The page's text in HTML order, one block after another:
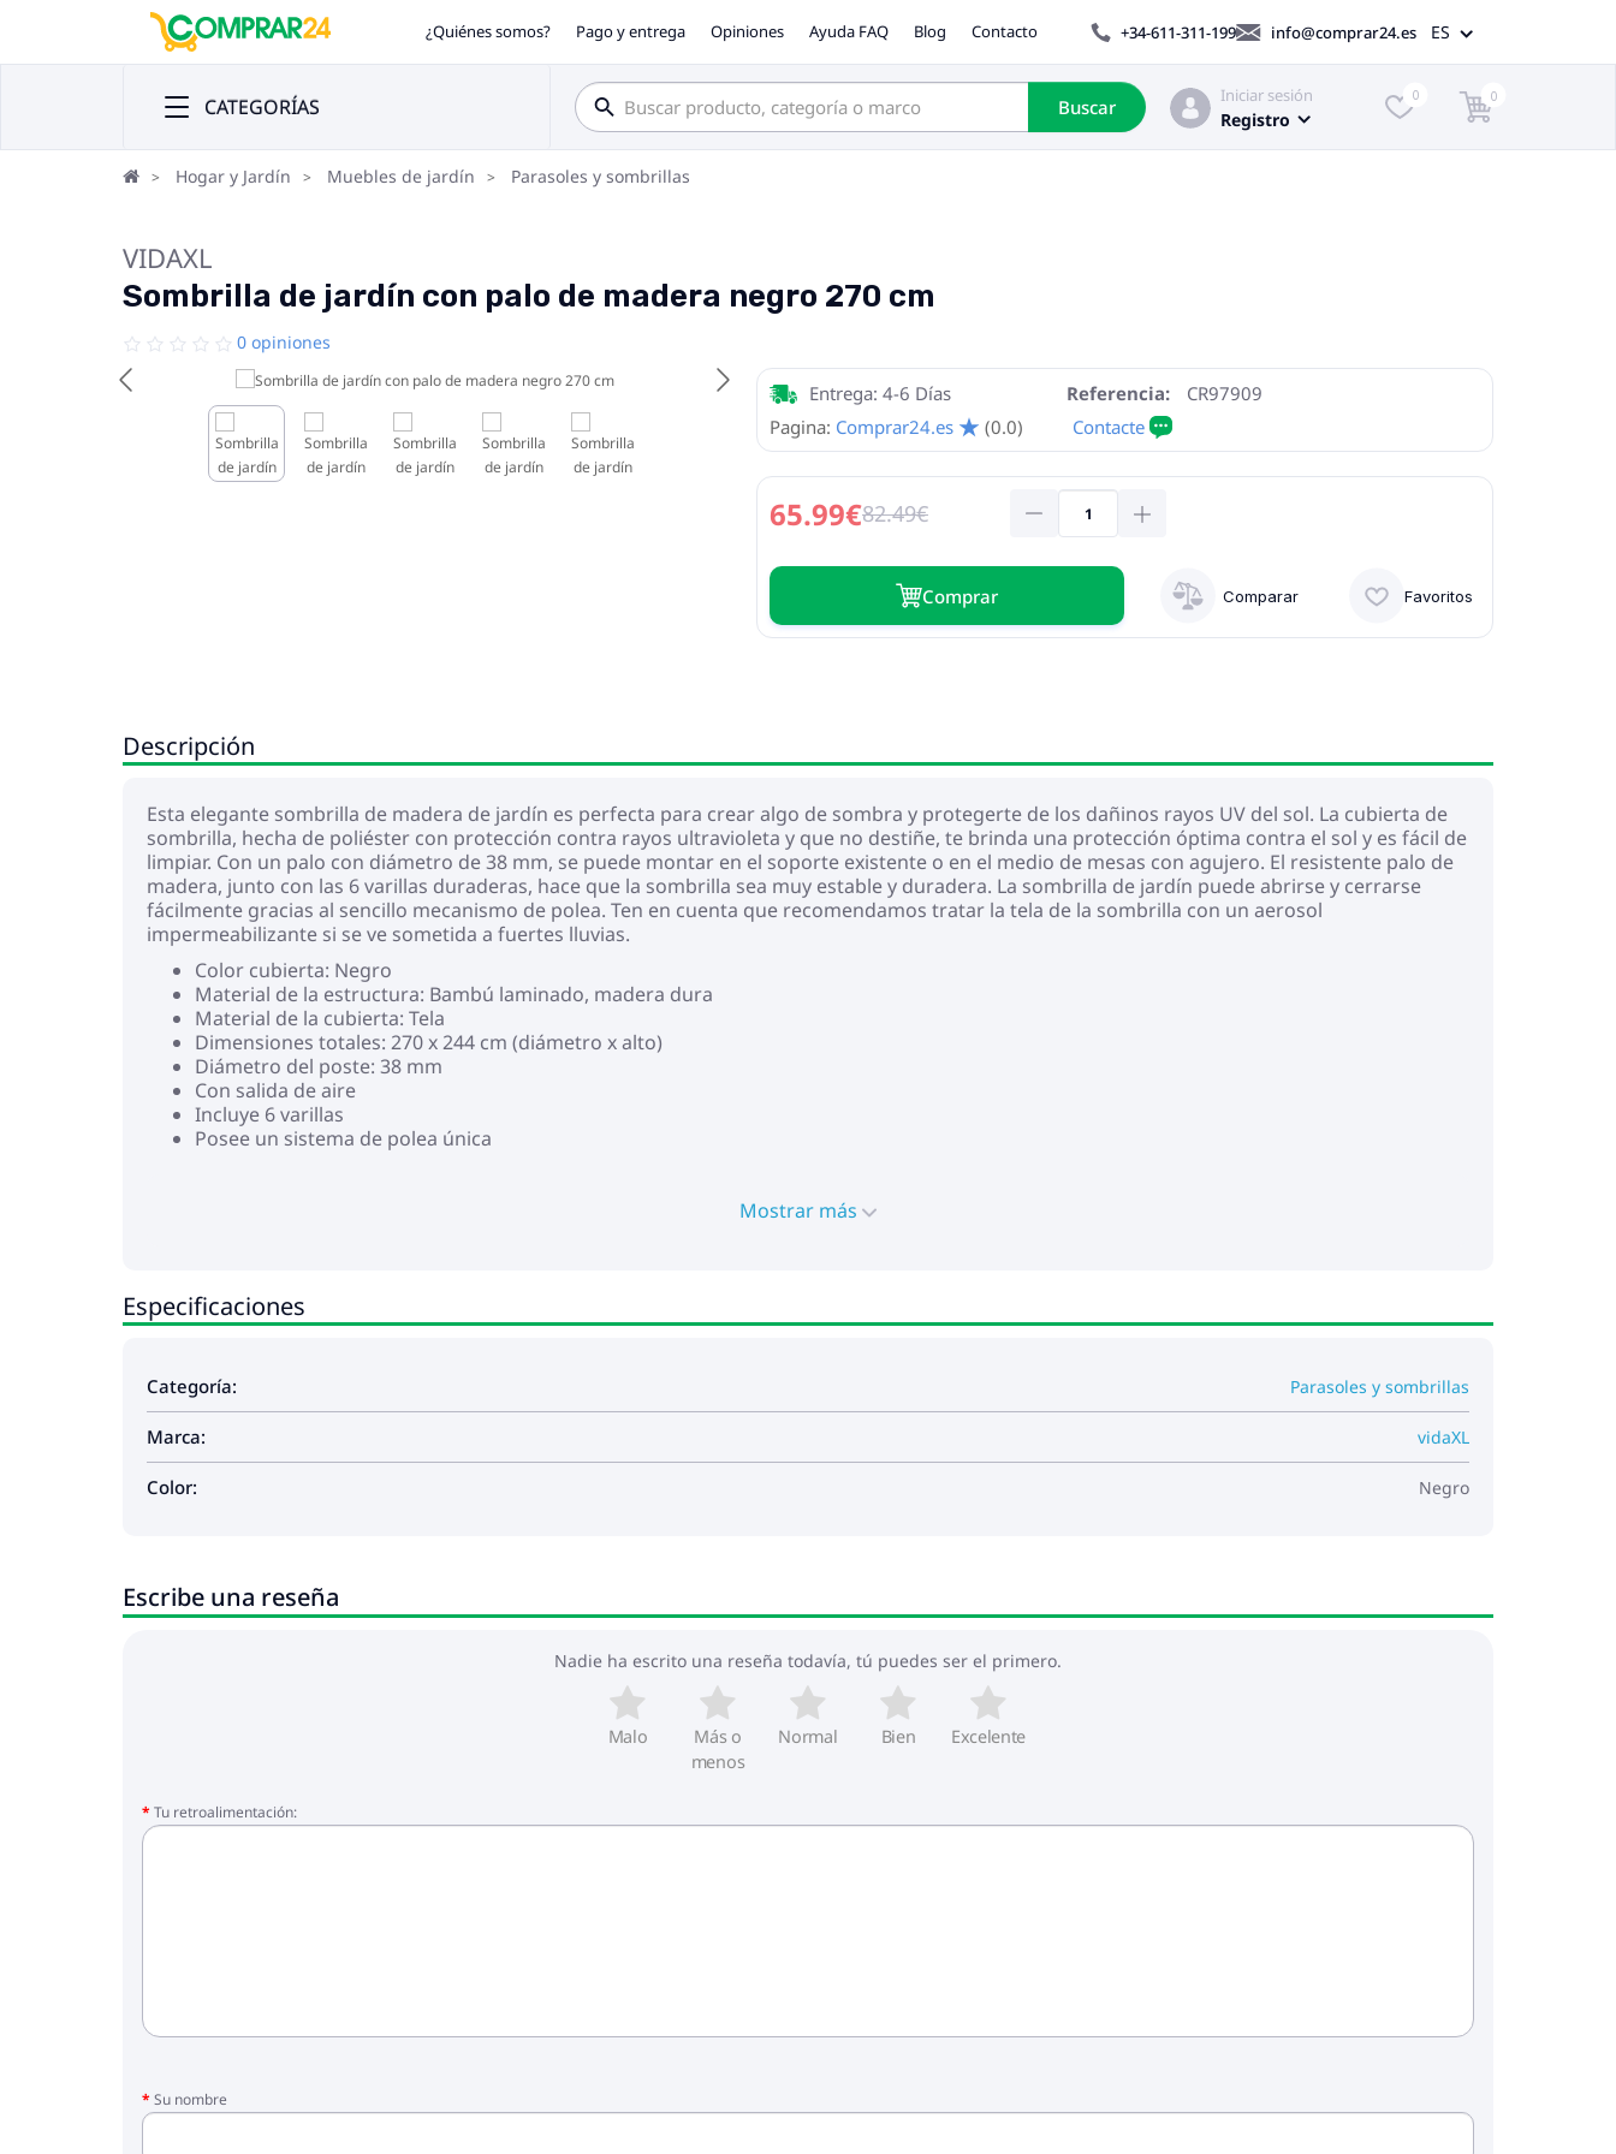
¿Quiénes somos? Pago y entrega Opiniones Ayuda FAQ Blog Contacto +34-611-311-199 info@comprar24.es ES
CATEGORÍAS Buscar
Iniciar sesión
Registro
0 0
Hogar y Jardín Muebles de jardín Parasoles y sombrillas
VIDAXL
Sombrilla de jardín con palo de madera negro 270 cm
0 opiniones
Entrega: 4-6 Días Referencia:
CR97909
Pagina: Comprar24.es (0.0)
65.99€82.49€
Сomprar Favoritos
Comparar
Descripción
Esta elegante sombrilla de madera de jardín es perfecta para crear algo de sombra y protegerte de los dañinos rayos UV del sol. La cubierta de
sombrilla, hecha de poliéster con protección contra rayos ultravioleta y que no destiñe, te brinda una protección óptima contra el sol y es fácil de
limpiar. Con un palo con diámetro de 38 mm, se puede montar en el soporte existente o en el medio de mesas con agujero. El resistente palo de
madera, junto con las 6 varillas duraderas, hace que la sombrilla sea muy estable y duradera. La sombrilla de jardín puede abrirse y cerrarse
fácilmente gracias al sencillo mecanismo de polea. Ten en cuenta que recomendamos tratar la tela de la sombrilla con un aerosol
impermeabilizante si se ve sometida a fuertes lluvias.
Color cubierta: Negro
Material de la estructura: Bambú laminado, madera dura
Material de la cubierta: Tela
Dimensiones totales: 270 x 244 cm (diámetro x alto)
Diámetro del poste: 38 mm
Con salida de aire
Incluye 6 varillas
Posee un sistema de polea única
Mostrar más
Especificaciones
Categoría: Parasoles y sombrillas
Marca: vidaXL
Color: Negro
Escribe una reseña
Nadie ha escrito una reseña todavía, tú puedes ser el primero.
Malo
Más o
menos
Normal Bien Excelente
Tu retroalimentación:
Su nombre